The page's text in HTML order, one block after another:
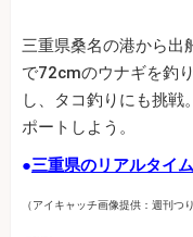
三重県桑名の港から出
で72cmのウナギを釣
し、タコ釣りにも挑戦
ポートしよう。
●三重県のリアルタイ
（アイキャッチ画像提供：週刊つ